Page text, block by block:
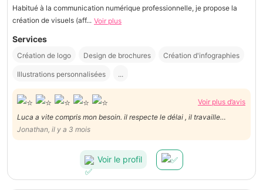
Habitué à la communication numérique professionnelle, je propose la
création de visuels (aff... Voir plus
Services
Création de logo Design de brochures Création d'infographies
Illustrations personnalisées ...
Voir plus d’avis
Luca a vite compris mon besoin. il respecte le délai , il travaille
excessivement bien. Il est structuré et archi-pro .Bref, je recommande
vivement Luca qui en plus de tout est extrêmement sympathique.
Jonathan, il y a 3 mois
Voir le profil